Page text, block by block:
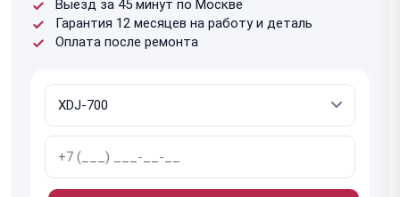
Выезд за 45 минут по Москве
Гарантия 12 месяцев на работу и деталь
Оплата после ремонта